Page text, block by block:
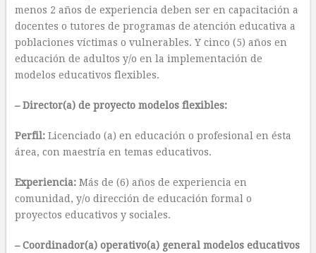
menos 2 años de experiencia deben ser en capacitación a
docentes o tutores de programas de atención educativa a
poblaciones víctimas o vulnerables. Y cinco (5) años en
educación de adultos y/o en la implementación de
modelos educativos flexibles.
– Director(a) de proyecto modelos flexibles:
Perfil: Licenciado (a) en educación o profesional en ésta
área, con maestría en temas educativos.
Experiencia:Más de (6) años de experiencia en
comunidad, y/o dirección de educación formal o
proyectos educativos y sociales.
– Coordinador(a) operativo(a) general modelos educativos